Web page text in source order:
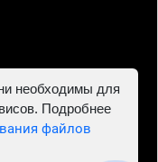
781302555843,
необходимы для
Подробнее
файлов